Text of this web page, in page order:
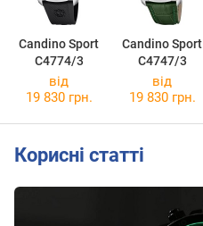
Candino Sport
C4774/3
Candino Sport
C4747/3
від
19 830 грн.
від
19 830 грн.
Корисні статті